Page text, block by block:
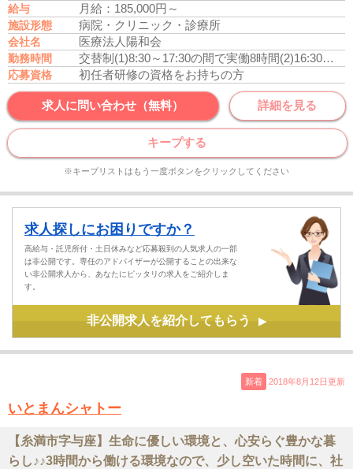
給与 月給：185,000円～
施設形態 病院・クリニック・診療所
会社名 医療法人陽和会
勤務時間 交替制 (1)8:30～17:30の間で実働8時間(2)16:30～翌0:30
応募資格 初任者研修の資格をお持ちの方
求人に問い合わせ（無料） 詳細を見る
キープする
※キープリストはもう一度ボタンをクリックしてください
求人探しにお困りですか？
高給与・託児所付・土日休みなど応募殺到の人気求人の一部
は非公開です。専任のアドバイザーが公開することの出来な
い非公開求人から、あなたにピッタリの求人をご紹介しま
す。
非公開求人を紹介してもらう ▶
新着 2018年8月12日更新
いとまんシャトー
【糸満市字与座】生命に優しい環境と、心安らぐ豊かな暮
らし♪♪3時間から働ける環境なので、少し空いた時間に、社